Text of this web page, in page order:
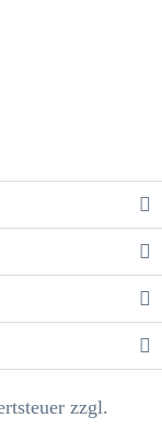
zzgl.